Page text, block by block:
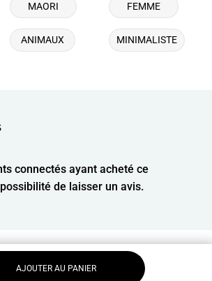
MAORI FEMME
ANIMAUX MINIMALISTE
connectés ayant acheté ce
de laisser un avis.
AJOUTER AU PANIER